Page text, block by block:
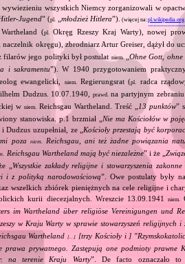
wszystkich Niemcy zorganizowali w
” (pl. „młodzież Hitlera”). (więcej na:pl.wikipedia.org
(pl.
Okręg Rzeszy Kraj Warty), nowej
naczelnik okręgu), zbrodniarz Artur Greiser, dążył do
filarów jego polityki był postulat niem.„ Ohne Gott, ohne
i sakramentu”). W 1940 przygotowaniem
ewangelicki, niem. Regierungsrat (pl.
radca
Dudzus. 10.07.1940, prawd. na partyjnym
w niem. Reichsgau Wartheland. Treść „ 13 punktów”
stanowiska. p.1 brzmiał „ Nie ma Kościołów w
i Dudzus uzupełniał, ze „ Kościoły przestają być
poza niem.
Reichsgau, ani też żadne powiązania
Reichsgau Wartheland mają być niezależne” i że „
„ Wszystkie zakłady religijne i stowarzyszenia
i z polityką narodowościową”. Owe postulaty były
wszelkich zbiórek pieniężnych na cele religijne i
kurii diecezjalnych. Wreszcie 13.09.1941niem.
im Wartheland über religiöse Vereinigungen und
w Kraju Warty w sprawie stowarzyszeń religijnych i
Wartheland[…]
[trzy Kościoły i ]
prywatnego. Zastępują one podmioty prawne
na terenie Kraju Warty”. De facto oznaczało to